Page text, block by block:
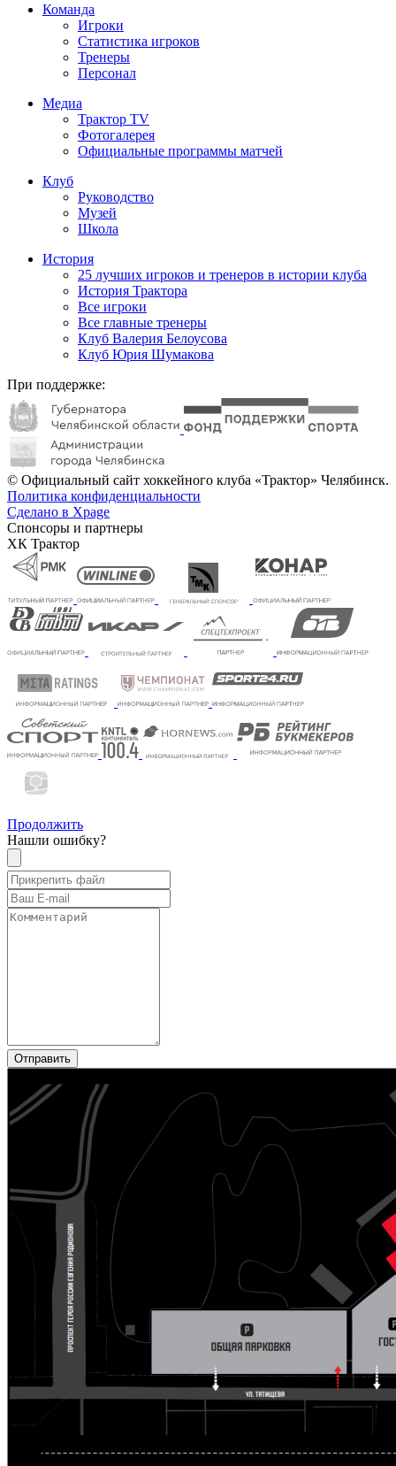
Команда
Игроки
Статистика игроков
Тренеры
Персонал
Медиа
Трактор TV
Фотогалерея
Официальные программы матчей
Клуб
Руководство
Музей
Школа
История
25 лучших игроков и тренеров в истории клуба
История Трактора
Все игроки
Все главные тренеры
Клуб Валерия Белоусова
Клуб Юрия Шумакова
При поддержке:
© Официальный сайт хоккейного клуба «Трактор» Челябинск.
Политика конфиденциальности
Сделано в Xpage
Спонсоры и партнеры
ХК Трактор
Продолжить
Нашли ошибку?